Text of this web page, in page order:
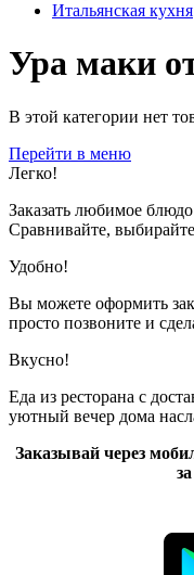
Итальянская кухня
Ура маки
В этой категории нет
Перейти в меню
Легко!
Заказать любимое
Сравнивайте,
Удобно!
Вы можете оформить
просто позвоните и
Вкусно!
Еда из ресторана с
уютный вечер дома
Заказывай через